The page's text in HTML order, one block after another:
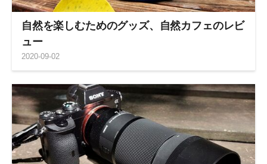
2020-09-02
自然を楽しむためのグッズ、自然カフェのレビ
ュー